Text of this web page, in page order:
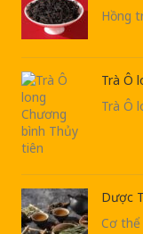
Hồng
Trà Ô
Trà Ô
Dược
Cơ